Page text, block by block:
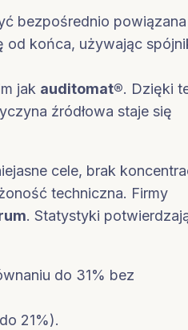
bezpośrednio
od końca, używając
jak auditomat®. Dzięki
źródłowa staje się
cele, brak
techniczna. Firmy
. Statystyki
do 31% bez
21%).